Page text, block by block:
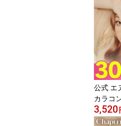
度あり
原莉乃
コンタ
クトレ
低含水
ーン素
ない 学
シリコ
公式 エ
カラコ
り 10枚
3,520